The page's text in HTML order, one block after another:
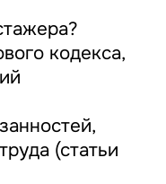
кодекса,
(статьи